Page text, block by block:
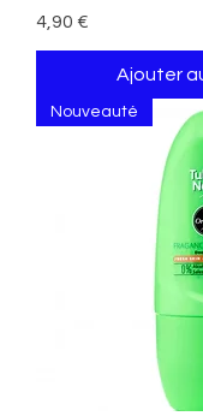
Prix
4,90 €
Ajouter
Nouveauté